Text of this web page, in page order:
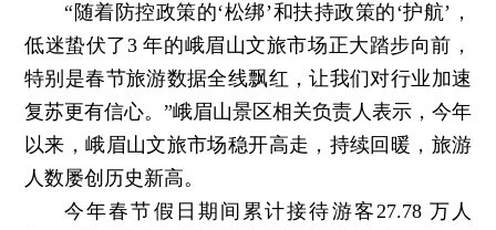
“随着防控政策的‘松绑’和扶持政策的‘护航’，
低迷蛰伏了3 年的峨眉山文旅市场正大踏步向前，
特别是春节旅游数据全线飘红，让我们对行业加速
复苏更有信心。”峨眉山景区相关负责人表示，今年
以来，峨眉山文旅市场稳开高走，持续回暖，旅游
人数屡创历史新高。
今年春节假日期间累计接待游客27.78 万人